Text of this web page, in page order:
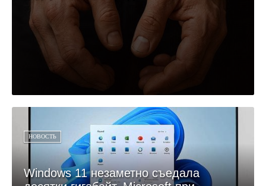
НОВОСТЬ
Windows 11 незаметно съедала